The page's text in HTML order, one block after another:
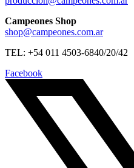
Campeones Shop
shop@campeones.com.ar
TEL: +54 011 4503-6840/20/42
Facebook